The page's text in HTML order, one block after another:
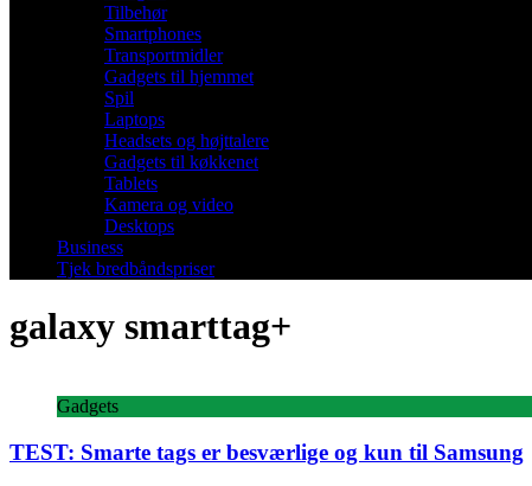
Tilbehør
Smartphones
Transportmidler
Gadgets til hjemmet
Spil
Laptops
Headsets og højttalere
Gadgets til køkkenet
Tablets
Kamera og video
Desktops
Business
Tjek bredbåndspriser
galaxy smarttag+
Gadgets
TEST: Smarte tags er besværlige og kun til Samsung